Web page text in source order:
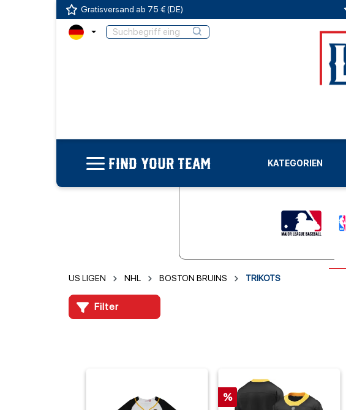
Gratisversand ab 75 € (DE)
FIND YOUR TEAM KATEGORIEN
US LIGEN NHL BOSTON BRUINS TRIKOTS
Filter
%